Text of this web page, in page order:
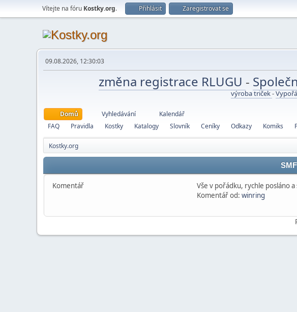
Vítejte na fóru Kostky.org. Přihlásit Zaregistrovat se
09.08.2026, 12:30:03
změna registrace RLUGU -
výroba triček-
Domů Vyhledávání
Kalendář
FAQ
Pravidla Kostky Katalogy Slovník Ceníky Odkazy Komiks
Kostky.org
Komentář
Vše v pořádku, rychle posláno
Komentář od: winring